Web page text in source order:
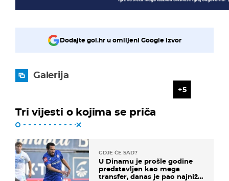
Dodajte gol.hr u omiljeni Google izvor
Galerija
5
Tri vijesti o kojima se priča
GDJE ĆE SAD?
U Dinamu je prošle godine
predstavljen kao mega
transfer, danas je pao najniže